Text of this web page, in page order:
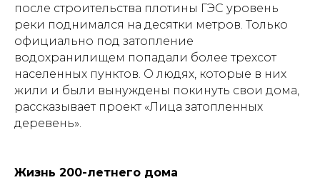
после строительства плотины ГЭС уровень
реки поднимался на десятки метров. Только
официально под затопление
водохранилищем попадали более трехсот
населенных пунктов. О людях, которые в них
жили и были вынуждены покинуть свои дома,
рассказывает проект «Лица затопленных
деревень».
Жизнь 200-летнего дома